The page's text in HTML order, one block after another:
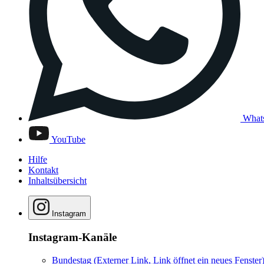
YouTube
Hilfe
Kontakt
Inhaltsübersicht
Instagram
Instagram-Kanäle
Bundestag (Externer Link, Link öffnet ein neues Fenster)